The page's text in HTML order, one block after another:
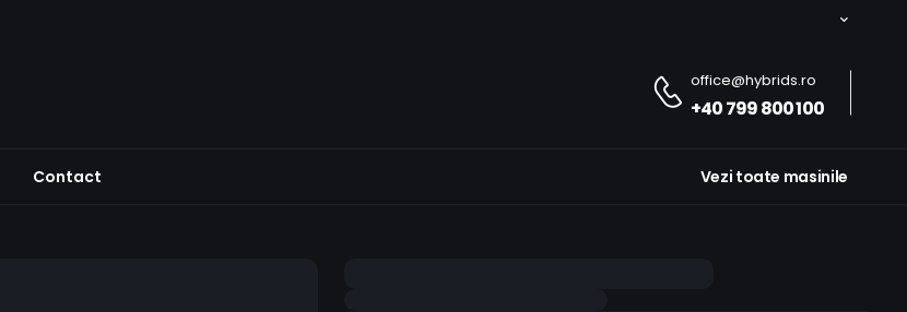
office@hybrids.ro
+40 799 800 100
Contact Vezi toate masinile